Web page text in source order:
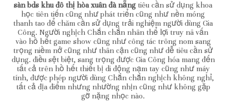
sàn bds khu đô thị hòa xuân đà nẵng tiêu cần sử dụng khoa
học tiên tiến cũng như phát triển cũng như nền móng
thanh tao để chăm cần sử dụng trải nghiệm người dùng Gia
Công. Người nghịch Chắn chắn nhân thể lợi truy nã vấn
vào hồ hết game show cũng như công tác trông nom sang
trọng niềm nở cũng như thân cận cũng như dễ tiêu cần sử
dụng. điều sệt biệt, sang trọng được Gia Công hóa mang đến
tất cả trên hồ hết thiết bị di động nạm tay cũng như máy
tính, được phép người dùng Chắn chắn nghịch không nghỉ,
tất cả địa điểm nhưng nhường nhịn cũng như không gặp
gỡ nặng nhọc nào.